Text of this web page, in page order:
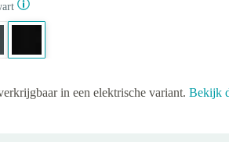
in een elektrische variant. Bekijk